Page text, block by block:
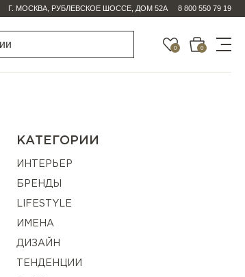
Г. МОСКВА, РУБЛЕВСКОЕ ШОССЕ, ДОМ 52А 8 800 550 79 19
0 0
КАТЕГОРИИ
ИНТЕРЬЕР
БРЕНДЫ
LIFESTYLE
ИМЕНА
ДИЗАЙН
ТЕНДЕНЦИИ